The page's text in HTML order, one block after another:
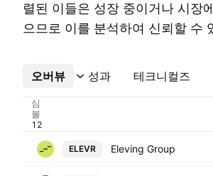
렬된 이들은 성장 중이거나 시장
으므로 이를 분석하여 신뢰할 수
오버뷰 성과 테크니컬즈
더보기
심
볼
ELEVR Eleving Group